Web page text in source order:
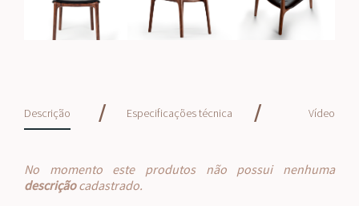
Descrição / Especificações técnica / Vídeo
No momento este produtos não possui nenhuma
descriçãocadastrado.